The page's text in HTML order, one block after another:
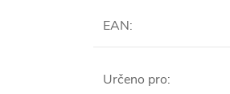
EAN:
Určeno pro: